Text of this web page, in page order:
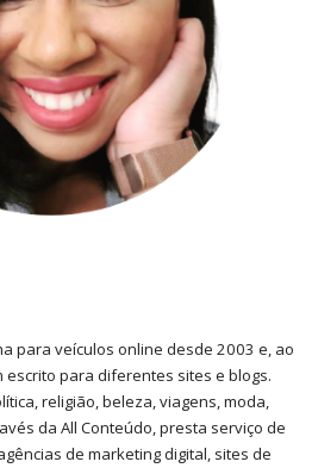
para veículos online desde 2003 e, ao
escrito para diferentes sites e blogs.
religião, beleza, viagens, moda,
da All Conteúdo, presta serviço de
de marketing digital, sites de